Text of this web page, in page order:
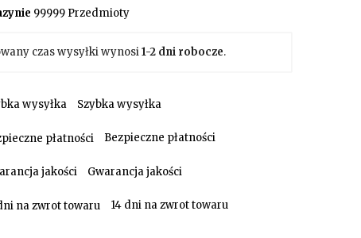
99999 Przedmioty
czas wysyłki wynosi1-2 dni robocze.
Szybka wysyłka
Bezpieczne płatności
Gwarancja jakości
14 dni na zwrot towaru